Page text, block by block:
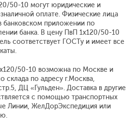
50-10 могут юридические и
оплате. Физические лица
банковском приложении по
банка. В цену ПвП 1x120/50-10
соответствует ГОСТу и имеет все
50-10 возможна по Москве и
склада по адресу г.Москва,
ДЦ «Гульден». Доставка в другие
с помощью транспортных
Линии, ЖелДорЭкспедиция или